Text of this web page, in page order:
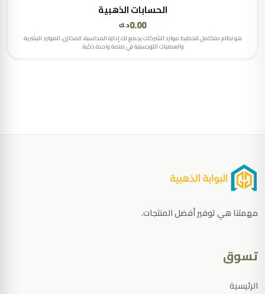
الحسابات الذهبية
0.00د.ك
هو نظام متكامل لتخطيط موارد الشركات يجمع لك إدارة المحاسبة، المخازن، الموارد البشرية،
والعمليات اللوجستية في منصة واحدة ذكية.
مهمتنا هي توفير أفضل المنتجات.
تسوق
الرئيسية